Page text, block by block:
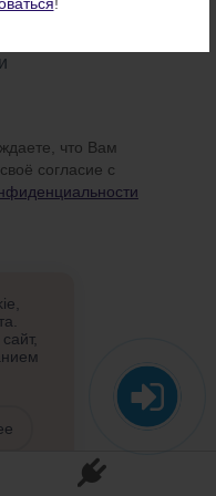
что Вам
согласие с